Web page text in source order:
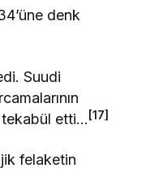
denk
Suudi
tekabül etti… [17]
felaketin